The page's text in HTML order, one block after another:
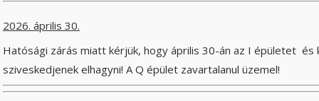
2026. április 30.
Hatósági zárás miatt kérjük, hogy április 30-án az I épületet és
sziveskedjenek elhagyni! A Q épület zavartalanul üzemel!